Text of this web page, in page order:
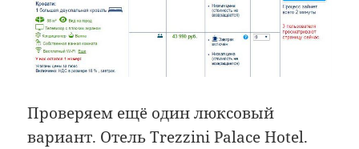
Проверяем ещё один люксовый
вариант. Отель Trezzini Palace Hotel.